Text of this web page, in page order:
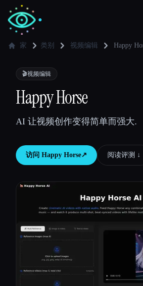
✍️写作者
💻 开发者
所有分类
家 类别 视频编辑 Happy
🎬视频编辑
Happy Horse
AI 让视频创作变得简单而强大.
访问 Happy Horse↗︎ 阅读评测 ↓︎